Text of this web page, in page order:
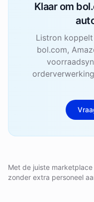
Klaar om
Listron
bol.com,
Met de juiste
zonder extra personeel